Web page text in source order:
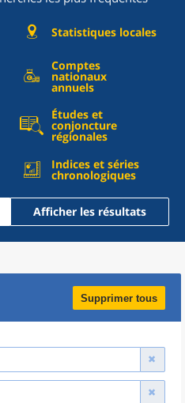
Statistiques locales
Comptes
nationaux
annuels
Études et
conjoncture
régionales
Indices et séries
chronologiques
Afficher les résultats
Supprimer tous